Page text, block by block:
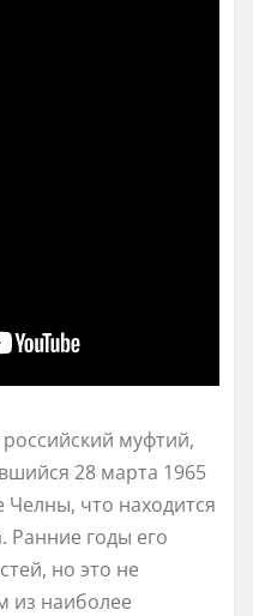
муфтий,
28 марта 1965
что находится
Ранние годы его
но это не
из наиболее